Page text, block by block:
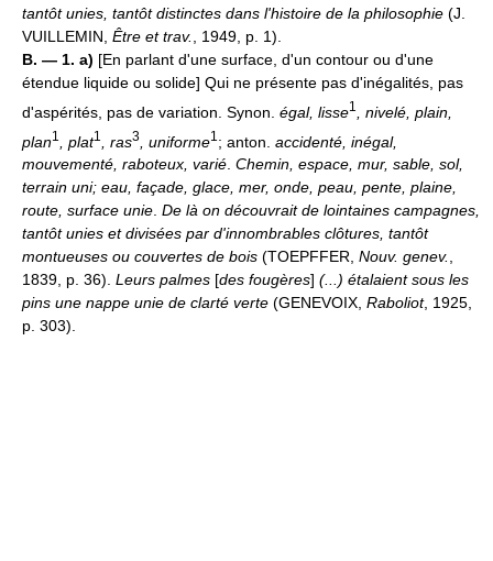
tantôt unies, tantôt distinctes dans l'histoire de la philosophie (J.
VUILLEMIN, Être et trav.
, 1949, p. 1).
B. — 1. a) [En parlant d'une surface, d'un contour ou d'une
étendue liquide ou solide] Qui ne présente pas d'inégalités, pas
d'aspérités, pas de variation. Synon. égal, lisse1
, nivelé, plain,
plan1 , plat1 , ras3 , uniforme1 ; anton. accidenté, inégal,
mouvementé, raboteux, varié. Chemin, espace, mur, sable, sol,
terrain uni; eau, façade, glace, mer, onde, peau, pente, plaine,
route, surface unie. De là on découvrait de lointaines campagnes,
tantôt unies et divisées par d'innombrables clôtures, tantôt
montueuses ou couvertes de bois (TOEPFFER, Nouv. genev.,
1839, p. 36). Leurs palmes [des fougères] (...) étalaient sous les
pins une nappe unie de clarté verte (GENEVOIX, Raboliot, 1925,
p. 303).